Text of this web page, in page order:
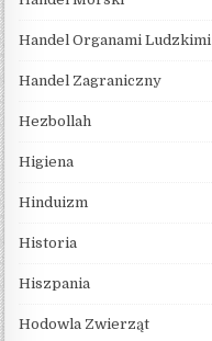
Handel Organami Ludzkimi
Handel Zagraniczny
Hezbollah
Higiena
Hinduizm
Historia
Hiszpania
Hodowla Zwierząt